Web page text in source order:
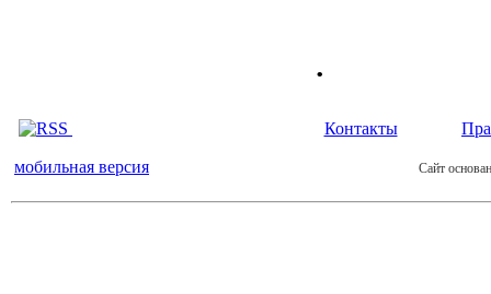
.
Контакты
мобильная версия Сайт